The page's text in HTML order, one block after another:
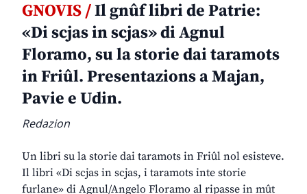
GNOVIS /Il gnûf libri de Patrie:
«Di scjas in scjas» di Agnul
Floramo, su la storie dai taramots
in Friûl. Presentazions a Majan,
Pavie e Udin.
Redazion
Un libri su la storie dai taramots in Friûl nol esisteve.
Il libri «Di scjas in scjas, i taramots inte storie
furlane» di Agnul/Angelo Floramo al ripasse in mût